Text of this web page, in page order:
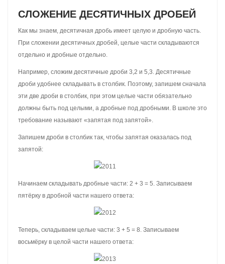
СЛОЖЕНИЕ ДЕСЯТИЧНЫХ ДРОБЕЙ
Как мы знаем, десятичная дробь имеет целую и дробную часть.
При сложении десятичных дробей, целые части складываются
отдельно и дробные отдельно.
Например, сложим десятичные дроби 3,2 и 5,3. Десятичные
дроби удобнее складывать в столбик. Поэтому, запишем сначала
эти две дроби в столбик, при этом целые части обязательно
должны быть под целыми, а дробные под дробными. В школе это
требование называют «запятая под запятой».
Запишем дроби в столбик так, чтобы запятая оказалась под
запятой:
Начинаем складывать дробные части: 2 + 3 = 5. Записываем
пятёрку в дробной части нашего ответа:
Теперь, складываем целые части: 3 + 5 = 8. Записываем
восьмёрку в целой части нашего ответа: